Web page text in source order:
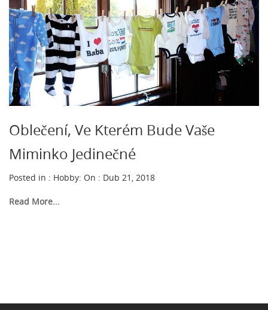
Oblečení, Ve Kterém Bude Vaše
Miminko Jedinečné
Posted in : Hobby: On : Dub 21, 2018
Read More...